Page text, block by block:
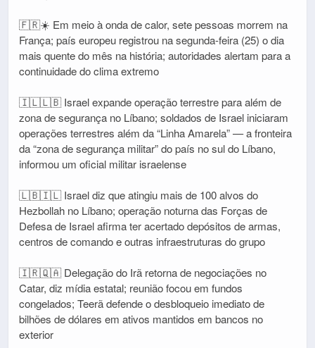
🇫🇷☀️ Em meio à onda de calor, sete pessoas morrem na
França; país europeu registrou na segunda-feira (25) o dia
mais quente do mês na história; autoridades alertam para a
continuidade do clima extremo
🇮🇱🇱🇧 Israel expande operação terrestre para além de
zona de segurança no Líbano; soldados de Israel iniciaram
operações terrestres além da “Linha Amarela” — a fronteira
da “zona de segurança militar” do país no sul do Líbano,
informou um oficial militar israelense
🇱🇧🇮🇱 Israel diz que atingiu mais de 100 alvos do
Hezbollah no Líbano; operação noturna das Forças de
Defesa de Israel afirma ter acertado depósitos de armas,
centros de comando e outras infraestruturas do grupo
🇮🇷🇶🇦 Delegação do Irã retorna de negociações no
Catar, diz mídia estatal; reunião focou em fundos
congelados; Teerã defende o desbloqueio imediato de
bilhões de dólares em ativos mantidos em bancos no
exterior